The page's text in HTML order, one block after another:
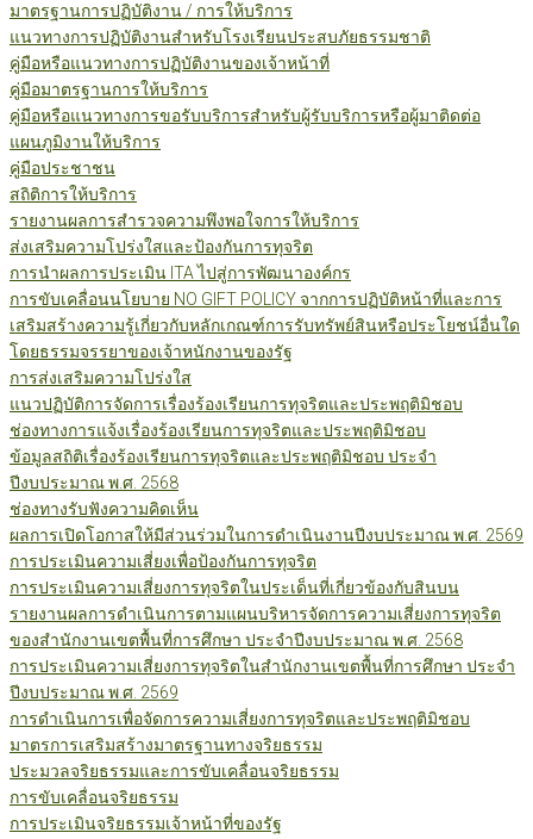
มาตรฐานการปฏิบัติงาน / การให้บริการ
แนวทางการปฏิบัติงานสำหรับโรงเรียนประสบภัยธรรมชาติ
คู่มือหรือแนวทางการปฏิบัติงานของเจ้าหน้าที่
คู่มือมาตรฐานการให้บริการ
คู่มือหรือแนวทางการขอรับบริการสำหรับผู้รับบริการหรือผู้มาติดต่อ
แผนภูมิงานให้บริการ
คู่มือประชาชน
สถิติการให้บริการ
รายงานผลการสำรวจความพึงพอใจการให้บริการ
ส่งเสริมความโปร่งใสและป้องกันการทุจริต
การนำผลการประเมิน ITA ไปสู่การพัฒนาองค์กร
การขับเคลื่อนนโยบาย NO GIFT POLICY จากการปฏิบัติหน้าที่และการ
เสริมสร้างความรู้เกี่ยวกับหลักเกณฑ์การรับทรัพย์สินหรือประโยชน์อื่นใด
โดยธรรมจรรยาของเจ้าหนักงานของรัฐ
การส่งเสริมความโปร่งใส
แนวปฏิบัติการจัดการเรื่องร้องเรียนการทุจริตและประพฤติมิชอบ
ช่องทางการแจ้งเรื่องร้องเรียนการทุจริตและประพฤติมิชอบ
ข้อมูลสถิติเรื่องร้องเรียนการทุจริตและประพฤติมิชอบ ประจำ
ปีงบประมาณ พ.ศ. 2568
ช่องทางรับฟังความคิดเห็น
ผลการเปิดโอกาสให้มีส่วนร่วมในการดำเนินงานปีงบประมาณ พ.ศ. 2569
การประเมินความเสี่ยงเพื่อป้องกันการทุจริต
การประเมินความเสี่ยงการทุจริตในประเด็นที่เกี่ยวข้องกับสินบน
รายงานผลการดำเนินการตามแผนบริหารจัดการความเสี่ยงการทุจริต
ของสำนักงานเขตพื้นที่การศึกษา ประจำปีงบประมาณ พ.ศ. 2568
การประเมินความเสี่ยงการทุจริตในสำนักงานเขตพื้นที่การศึกษา ประจำ
ปีงบประมาณ พ.ศ. 2569
การดำเนินการเพื่อจัดการความเสี่ยงการทุจริตและประพฤติมิชอบ
มาตรการเสริมสร้างมาตรฐานทางจริยธรรม
ประมวลจริยธรรมและการขับเคลื่อนจริยธรรม
การขับเคลื่อนจริยธรรม
การประเมินจริยธรรมเจ้าหน้าที่ของรัฐ